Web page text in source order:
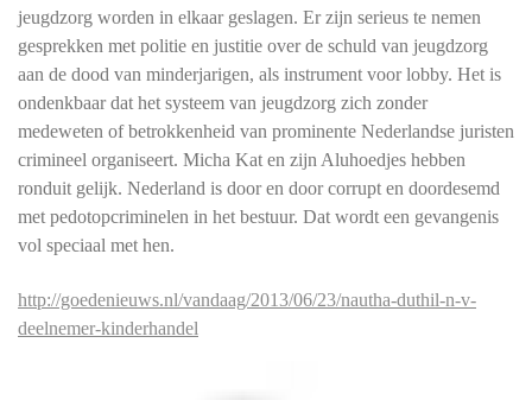
jeugdzorg worden in elkaar geslagen. Er zijn serieus te nemen
gesprekken met politie en justitie over de schuld van jeugdzorg
aan de dood van minderjarigen, als instrument voor lobby. Het is
ondenkbaar dat het systeem van jeugdzorg zich zonder
medeweten of betrokkenheid van prominente Nederlandse juristen
crimineel organiseert. Micha Kat en zijn Aluhoedjes hebben
ronduit gelijk. Nederland is door en door corrupt en doordesemd
met pedotopcriminelen in het bestuur. Dat wordt een gevangenis
vol speciaal met hen.
http://goedenieuws.nl/vandaag/2013/06/23/nautha-duthil-n-v-
deelnemer-kinderhandel